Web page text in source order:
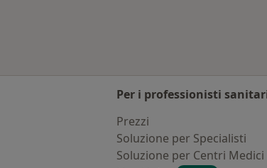
Per i professionisti
Prezzi
Soluzione per Specialisti
Soluzione per Centri Medici